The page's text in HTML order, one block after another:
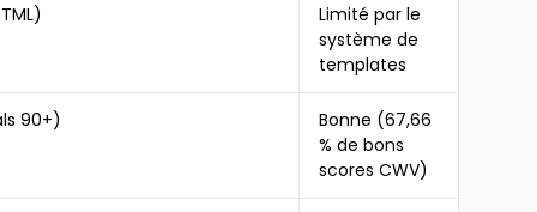
Limité par le
système de
templates
90+)
Bonne (67,66
% de bons
scores CWV)